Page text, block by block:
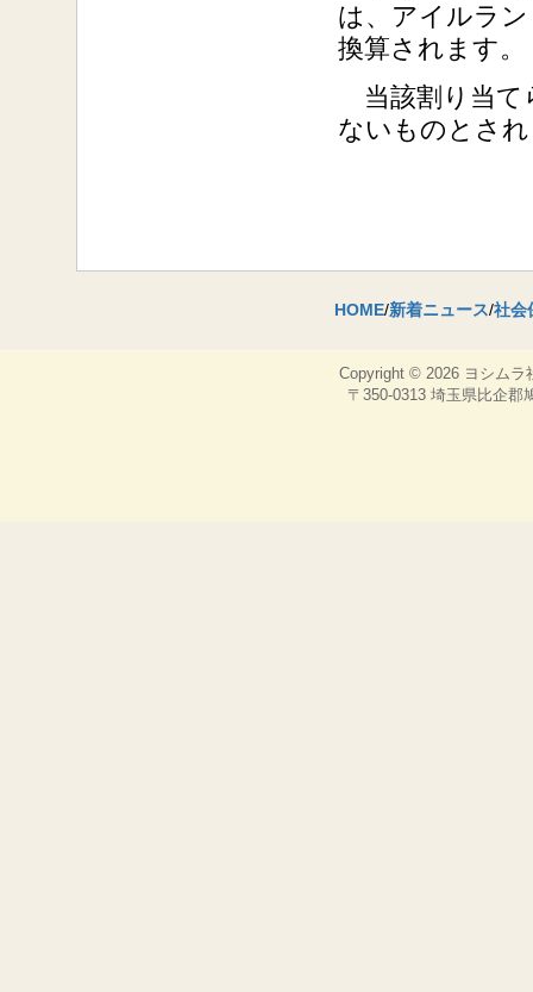
は、アイルラ
換算されます。
当該割り当て
ないものとさ
HOME/新着ニュース/社会
Copyright © 2026 ヨシムラ
〒350-0313 埼玉県比企郡